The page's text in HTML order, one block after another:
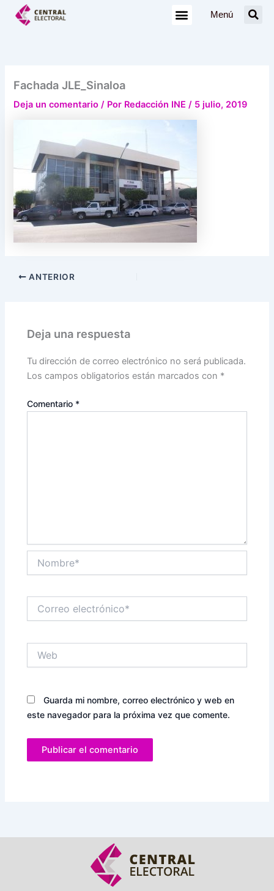
Menú
Fachada JLE_Sinaloa
Deja un comentario / Por Redacción INE/ 5 julio, 2019
ANTERIOR
Deja una respuesta
Tu dirección de correo electrónico no será publicada.
Los campos obligatorios están marcados con *
Comentario *
electrónico*
Guarda mi nombre, correo electrónico y web en
este navegador para la próxima vez que comente.